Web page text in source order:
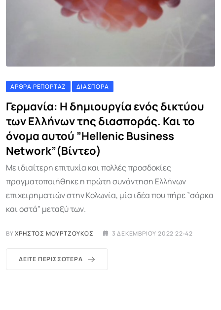
ΆΡΘΡΑ ΡΕΠΟΡΤΆΖ ΔΙΑΣΠΟΡΆ
Γερμανία: Η δημιουργία ενός δικτύου
των Ελλήνων της διασποράς. Και το
όνομα αυτού ”Hellenic Βusiness
Network”(Βίντεο)
Με ιδιαίτερη επιτυχία και πολλές προσδοκίες
πραγματοποιήθηκε η πρώτη συνάντηση Ελλήνων
επιχειρηματιών στην Κολωνία, μία ιδέα που πήρε ”σάρκα
και οστά” μεταξύ των.
BYΧΡΉΣΤΟΣ ΜΟΥΡΤΖΟΎΚΟΣ 3 ΔΕΚΕΜΒΡΊΟΥ 2022 22:42
ΔΕΊΤΕ ΠΕΡΙΣΣΌΤΕΡΑ